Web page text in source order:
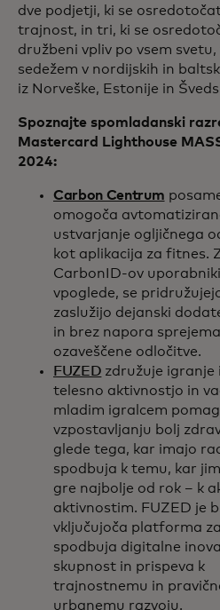
dve podjetji, ki se
trajnost, in tri, ki se
družbeni vpliv po vsem svetu,
sedežem v nordijskih in
iz Norveške, Estonije in
Spoznajte spomladanski
Mastercard Lighthouse
2024:
Carbon Centrum
omogoča
ustvarjanje ogljičnega
kot aplikacija za fitnes.
CarbonID-ov
vpoglede, se
zaslužijo dejanski
in brez napora
ozaveščene odločitve.
FUZED združuje igranje
telesno aktivnostjo in
mladim igralcem
vzpostavljanju bolj
glede tega, kar imajo
spodbuja k temu, kar
gre najbolje od rok – k
aktivnostim. FUZED je
vključujoča platforma za
spodbuja digitalne
skupnost in prispeva k
trajnostnemu in
urbanemu razvoju.